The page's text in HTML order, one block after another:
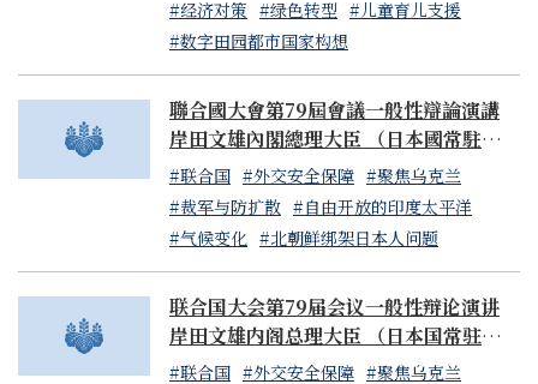
#经济对策 #绿色转型 #儿童育儿支援
#数字田园都市国家构想
聯合國大會第79屆會議一般性辯論演講
岸田文雄內閣總理大臣 （日本國常駐聯合
國代表山崎和之大使代讀）
#联合国 #外交安全保障 #聚焦乌克兰
#裁军与防扩散 #自由开放的印度太平洋
#气候变化 #北朝鲜绑架日本人问题
联合国大会第79届会议一般性辩论演讲
岸田文雄内阁总理大臣 （日本国常驻联合
国代表山崎和之大使代读）
#联合国 #外交安全保障 #聚焦乌克兰